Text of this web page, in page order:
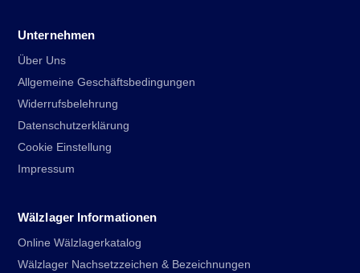
Unternehmen
Über Uns
Allgemeine Geschäftsbedingungen
Widerrufsbelehrung
Datenschutzerklärung
Cookie Einstellung
Impressum
Wälzlager Informationen
Online Wälzlagerkatalog
Wälzlager Nachsetzzeichen & Bezeichnungen